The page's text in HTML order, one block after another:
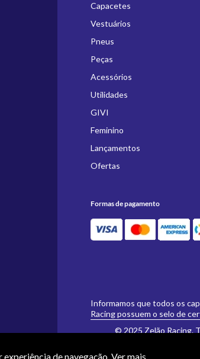
de navegação. Ver mais...
Capacetes
Vestuários
Pneus
Peças
Acessórios
Utilidades
GIVI
Feminino
Lançamentos
Ofertas
Formas de pagamento
Informamos que todos os
Racing possuem o selo de
© 2025 Zelão Racing.